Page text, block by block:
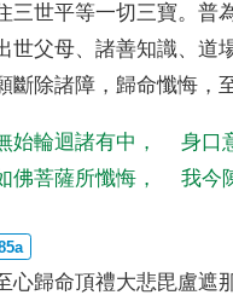
三世平等一切三寶。普
世父母、諸善知識、道
斷除諸障 ， 歸命懺悔 ，
始輪迴諸有中 ，
身口
佛菩薩所懺悔 ， 我今
心歸命頂禮大悲毘盧遮